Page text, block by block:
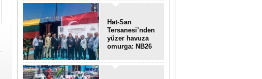
Hat-San
Tersanesi’nden
yüzer havuza
omurga: NB26